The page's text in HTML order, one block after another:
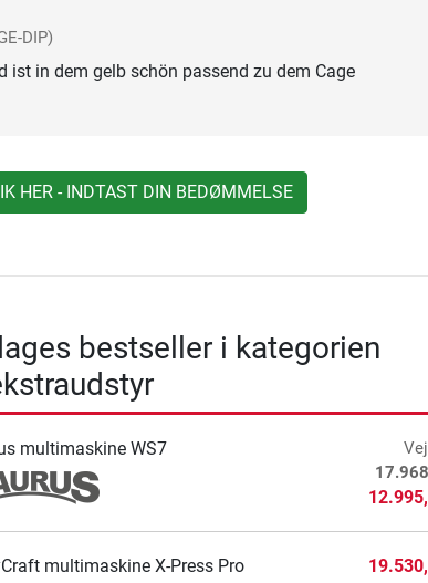
DIP)
ist in dem gelb schön passend zu dem Cage
HER - INDTAST DIN BEDØMMELSE
bestseller i kategorien
multimaskine WS7
12.995,
multimaskine X-Press Pro 19.530,